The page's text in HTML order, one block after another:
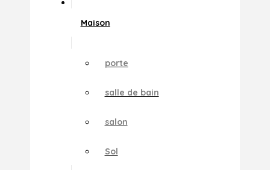
Maison
porte
salle de bain
salon
Sol